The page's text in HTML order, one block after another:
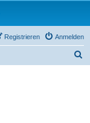
Anmelden
Registrieren